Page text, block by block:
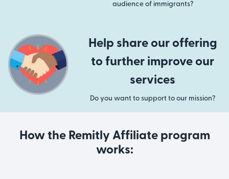
audience of immigrants?
Help share our offering
to further improve our
services
Do you want to support to our mission?
How the Remitly Affiliate program
works: